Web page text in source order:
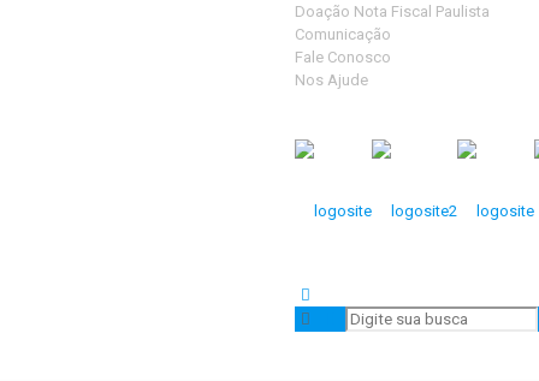
Doação Nota Fiscal Paulista
Comunicação
Fale Conosco
Nos Ajude